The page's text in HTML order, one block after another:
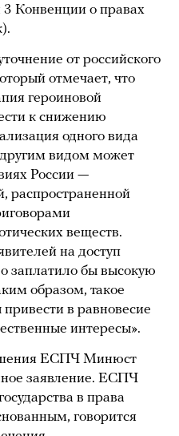
3 Конвенции о правах
от российского
отмечает, что
героиновой
к снижению
одного вида
видом может
России —
распространенной
веществ.
на доступ
заплатило бы высокую
образом, такое
в равновесие
интересы».
ЕСПЧ Минюст
заявление. ЕСПЧ
в права
говорится